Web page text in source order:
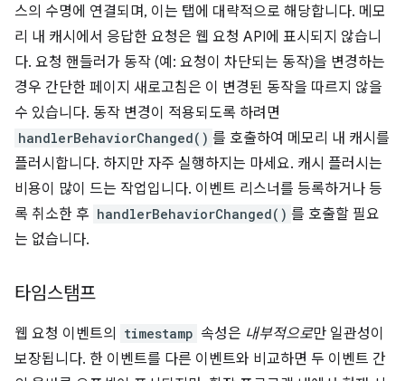
스의 수명에 연결되며, 이는 탭에 대략적으로 해당합니다. 메모
리 내 캐시에서 응답한 요청은 웹 요청 API에 표시되지 않습니
다. 요청 핸들러가 동작 (예: 요청이 차단되는 동작)을 변경하는
경우 간단한 페이지 새로고침은 이 변경된 동작을 따르지 않을
수 있습니다. 동작 변경이 적용되도록 하려면
handlerBehaviorChanged() 를 호출하여 메모리 내 캐시를
플러시합니다. 하지만 자주 실행하지는 마세요. 캐시 플러시는
비용이 많이 드는 작업입니다. 이벤트 리스너를 등록하거나 등
록 취소한 후 handlerBehaviorChanged() 를 호출할 필요
는 없습니다.
타임스탬프
웹 요청 이벤트의 timestamp 속성은 내부적으로만 일관성이
보장됩니다. 한 이벤트를 다른 이벤트와 비교하면 두 이벤트 간